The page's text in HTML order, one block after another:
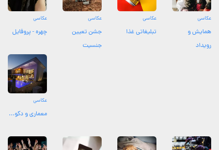
عکاسی
همایش و
رویداد
عکاسی
تبلیغاتی غذا
عکاسی
جشن تعیین
جنسیت
عکاسی
چهره - پروفایل
عکاسی
معماری و دکو...